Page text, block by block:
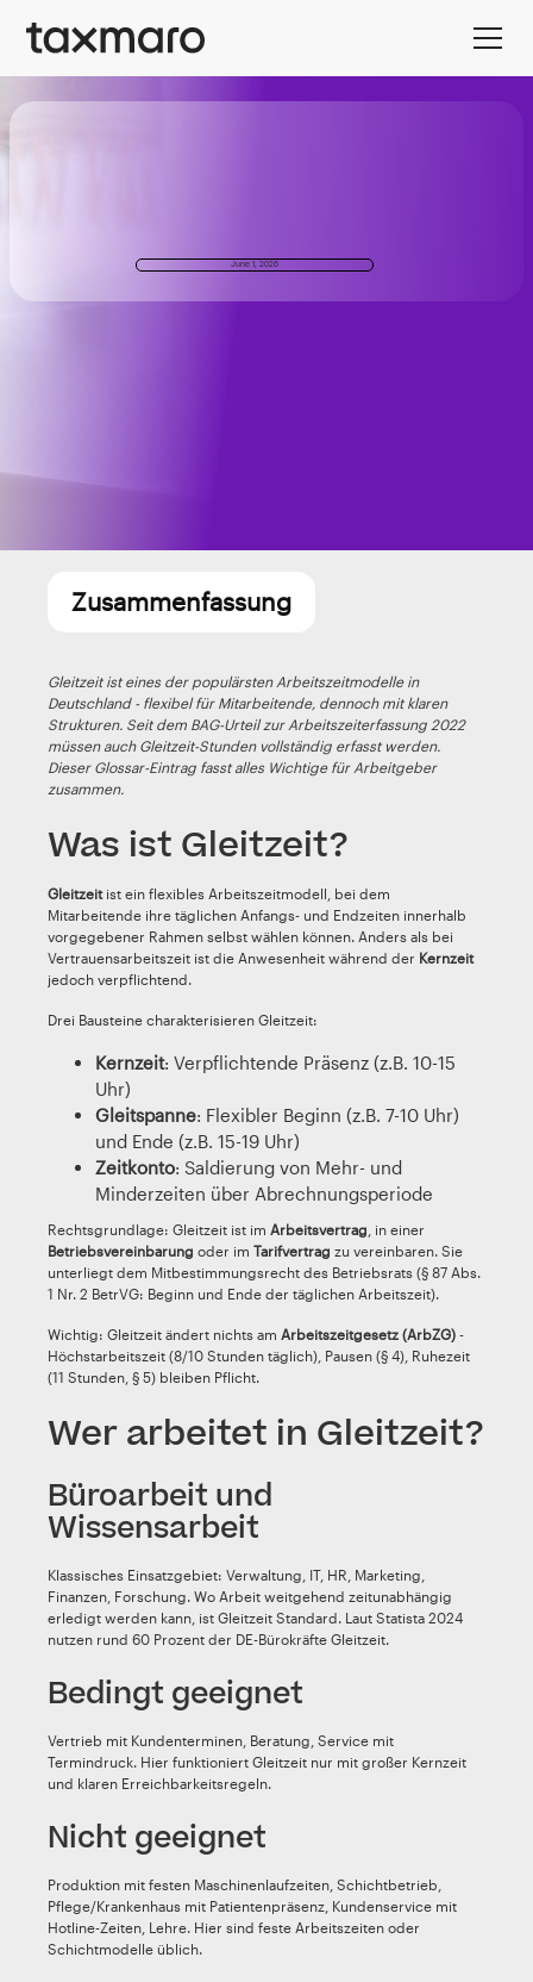
June 1, 2026
Zusammenfassung
Gleitzeit ist eines der populärsten Arbeitszeitmodelle in
Deutschland - flexibel für Mitarbeitende, dennoch mit klaren
Strukturen. Seit dem BAG-Urteil zur Arbeitszeiterfassung 2022
müssen auch Gleitzeit-Stunden vollständig erfasst werden.
Dieser Glossar-Eintrag fasst alles Wichtige für Arbeitgeber
zusammen.
Was ist Gleitzeit?
Gleitzeitist ein flexibles Arbeitszeitmodell, bei dem
Mitarbeitende ihre täglichen Anfangs- und Endzeiten innerhalb
vorgegebener Rahmen selbst wählen können. Anders als bei
Vertrauensarbeitszeit ist die Anwesenheit während der Kernzeit
jedoch verpflichtend.
Drei Bausteine charakterisieren Gleitzeit:
Kernzeit: Verpflichtende Präsenz (z.B. 10-15
Uhr)
Gleitspanne: Flexibler Beginn (z.B. 7-10 Uhr)
und Ende (z.B. 15-19 Uhr)
Zeitkonto: Saldierung von Mehr- und
Minderzeiten über Abrechnungsperiode
Rechtsgrundlage: Gleitzeit ist im Arbeitsvertrag , in einer
Betriebsvereinbarung oder im Tarifvertrag zu vereinbaren. Sie
unterliegt dem Mitbestimmungsrecht des Betriebsrats (§ 87 Abs.
1 Nr. 2 BetrVG: Beginn und Ende der täglichen Arbeitszeit).
Wichtig: Gleitzeit ändert nichts am Arbeitszeitgesetz (ArbZG) -
Höchstarbeitszeit (8/10 Stunden täglich), Pausen (§ 4), Ruhezeit
(11 Stunden, § 5) bleiben Pflicht.
Wer arbeitet in Gleitzeit?
Büroarbeit und
Wissensarbeit
Klassisches Einsatzgebiet: Verwaltung, IT, HR, Marketing,
Finanzen, Forschung. Wo Arbeit weitgehend zeitunabhängig
erledigt werden kann, ist Gleitzeit Standard. Laut Statista 2024
nutzen rund 60 Prozent der DE-Bürokräfte Gleitzeit.
Bedingt geeignet
Vertrieb mit Kundenterminen, Beratung, Service mit
Termindruck. Hier funktioniert Gleitzeit nur mit großer Kernzeit
und klaren Erreichbarkeitsregeln.
Nicht geeignet
Produktion mit festen Maschinenlaufzeiten, Schichtbetrieb,
Pflege/Krankenhaus mit Patientenpräsenz, Kundenservice mit
Hotline-Zeiten, Lehre. Hier sind feste Arbeitszeiten oder
Schichtmodelle üblich.